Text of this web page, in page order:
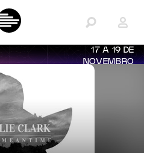
17 A 19 DE
NOVEMBRO